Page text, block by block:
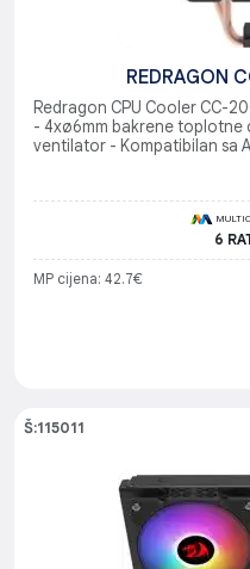
REDRAGON
Redragon CPU Cooler CC-
- 4xø6mm bakrene toplotne
ventilator - Kompatibilan sa
6
MP cijena: 42.7€
Š:115011